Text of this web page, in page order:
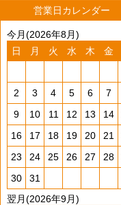
営業日カレンダー
今月(2026年8月)
日
月 火 水 木 金
2
3 4 5 6 7
9
10 11 12 13 14
16
17 18 19 20 21
23
24 25 26 27 28
30
31
翌月(2026年9月)